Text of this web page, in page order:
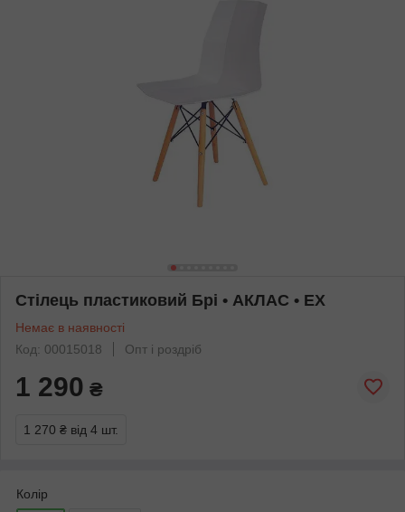
Стілець пластиковий Брі • АКЛАС • EX
Немає в наявності
Код: 00015018
Опт і роздріб
1 290 ₴
1 270 ₴ від 4 шт.
Колір